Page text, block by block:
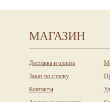
МАГАЗИН
Доставка и оплата
Заказ по списку
Контакты